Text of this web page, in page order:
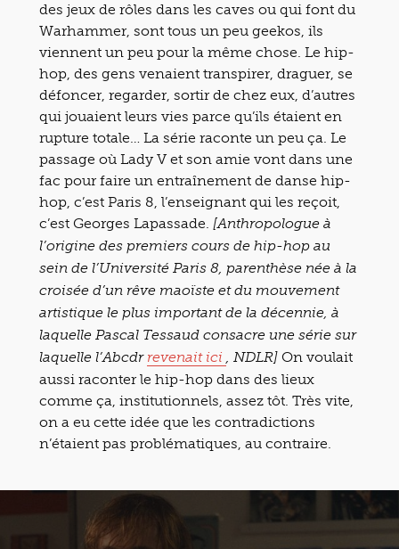
des jeux de rôles dans les caves ou qui font du
Warhammer, sont tous un peu geekos, ils
viennent un peu pour la même chose. Le hip-
hop, des gens venaient transpirer, draguer, se
défoncer, regarder, sortir de chez eux, d’autres
qui jouaient leurs vies parce qu’ils étaient en
rupture totale… La série raconte un peu ça. Le
passage où Lady V et son amie vont dans une
fac pour faire un entraînement de danse hip-
hop, c’est Paris 8, l’enseignant qui les reçoit,
c’est Georges Lapassade.
[Anthropologue à
l’origine des premiers cours de hip-hop au
sein de l’Université Paris 8, parenthèse née à la
croisée d’un rêve maoïste et du mouvement
artistique le plus important de la décennie, à
laquelle Pascal Tessaud consacre une série sur
laquelle l’Abcdr revenait ici , NDLR] On voulait
aussi raconter le hip-hop dans des lieux
comme ça, institutionnels, assez tôt. Très vite,
on a eu cette idée que les contradictions
n’étaient pas problématiques, au contraire.